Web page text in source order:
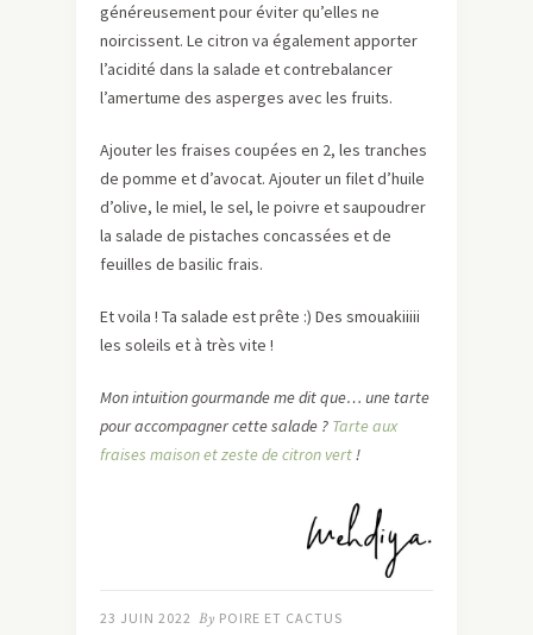
généreusement pour éviter qu’elles ne
noircissent. Le citron va également apporter
l’acidité dans la salade et contrebalancer
l’amertume des asperges avec les fruits.
Ajouter les fraises coupées en 2, les tranches
de pomme et d’avocat. Ajouter un filet d’huile
d’olive, le miel, le sel, le poivre et saupoudrer
la salade de pistaches concassées et de
feuilles de basilic frais.
Et voila ! Ta salade est prête :) Des smouakiiiii
les soleils et à très vite !
Mon intuition gourmande me dit que… une tarte
pour accompagner cette salade ? Tarte aux
fraises maison et zeste de citron vert!
23 JUIN 2022 By POIRE ET CACTUS